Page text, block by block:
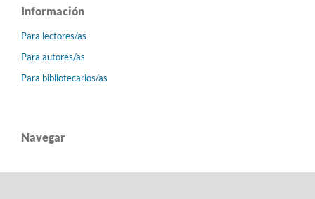
Información
Para lectores/as
Para autores/as
Para bibliotecarios/as
Navegar